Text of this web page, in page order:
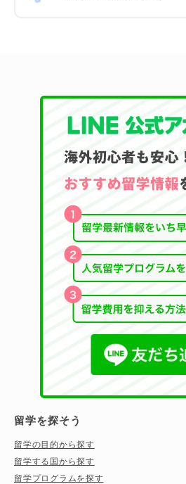
留学を探そう
留学の目的から探す
留学する国から探す
留学プログラムを探す